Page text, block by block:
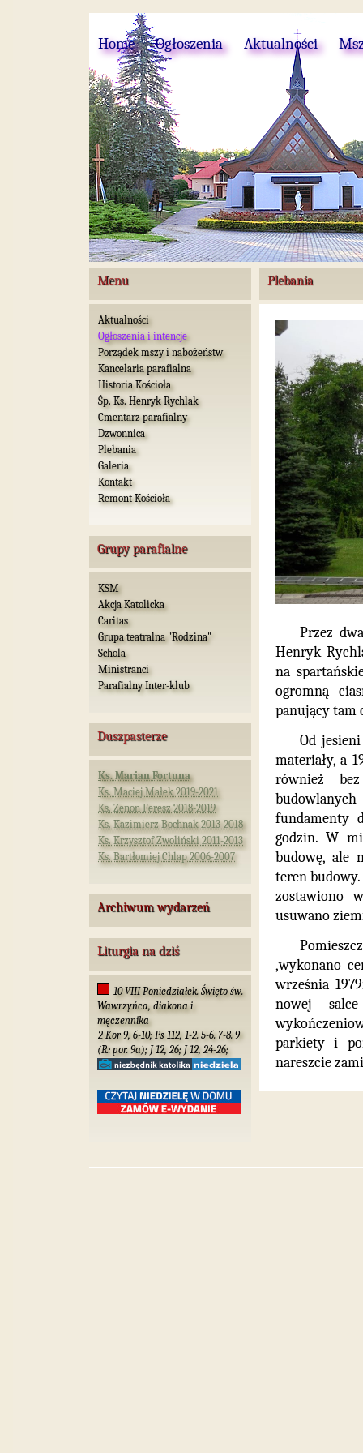
Home Ogłoszenia Aktualności
Plebania
Przez
Henryk
na
ogromną
panujący tam
Od
materiały, a
również
fundamenty
godzin. W
budowę, ale
teren
zostawiono
usuwano
,wykonano
września
nowej
parkiety i
nareszcie
Menu
Aktualności
Ogłoszenia i intencje
Porządek mszy i nabożeństw
Kancelaria parafialna
Historia Kościoła
Śp. Ks. Henryk Rychlak
Cmentarz parafialny
Dzwonnica
Plebania
Galeria
Kontakt
Remont Kościoła
Grupy parafialne
KSM
Akcja Katolicka
Caritas
Grupa teatralna "Rodzina"
Schola
Ministranci
Parafialny Inter-klub
Duszpasterze
Ks. Marian Fortuna
Ks. Maciej Małek 2019-2021
Ks. Zenon Feresz 2018-2019
Ks. Kazimierz Bochnak 2013-2018
Ks. Krzysztof Zwoliński 2011-2013
Ks. Bartłomiej Chlap 2006-2007
Archiwum wydarzeń
Liturgia na dziś
10 VIII Poniedziałek. Święto św.
Wawrzyńca, diakona i
męczennika
2 Kor 9, 6-10; Ps 112, 1-2. 5-6. 7-8. 9
(R.: por. 9a); J 12, 26; J 12, 24-26;